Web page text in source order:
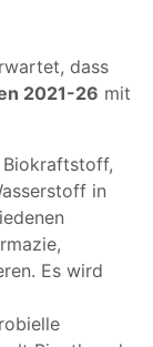
dass
2021-26 mit
in
Es wird